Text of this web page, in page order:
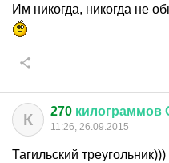
Им никогда, никогда не
К 270 килограммов
11:26, 26.09.2015
Тагильский